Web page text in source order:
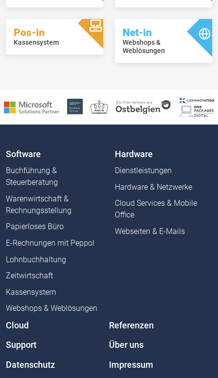
Pos-in
Kassensystem
Net-in
Webshops &
Weblösungen
Software
Buchführung &
Steuerberatung
Warenwirtschaft &
Rechnungsstellung
Papierloses Büro
E-Rechnungen mit Peppol
Lohnbuchhaltung
Zeitwirtschaft
Kassensystem
Webshops & Weblösungen
Hardware
Dienstleistungen
Hardware & Netzwerke
Cloud Services & Mobile
Office
Webseiten & E-Mails
Cloud Referenzen
Support Über uns
Datenschutz Impressum